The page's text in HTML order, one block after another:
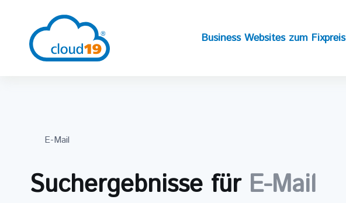
Business Websites zum Fixpreis
Suchergebnisse für E-Mail